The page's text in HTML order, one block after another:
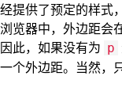
经提供了预定的样式
浏览器中，外边距会
因此，如果没有为 p
一个外边距。当然，